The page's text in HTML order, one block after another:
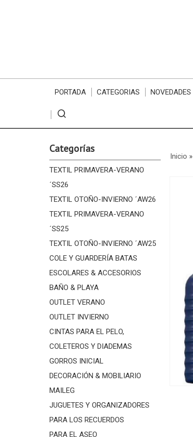
PORTADA CATEGORIAS NOVEDADES
Categorías
TEXTIL PRIMAVERA-VERANO
´SS26
TEXTIL OTOÑO-INVIERNO ´AW26
TEXTIL PRIMAVERA-VERANO
´SS25
TEXTIL OTOÑO-INVIERNO ´AW25
COLE Y GUARDERÍA BATAS
ESCOLARES & ACCESORIOS
BAÑO & PLAYA
OUTLET VERANO
OUTLET INVIERNO
CINTAS PARA EL PELO,
COLETEROS Y DIADEMAS
GORROS INICIAL
DECORACIÓN & MOBILIARIO
MAILEG
JUGUETES Y ORGANIZADORES
PARA LOS RECUERDOS
PARA EL ASEO
Inicio »